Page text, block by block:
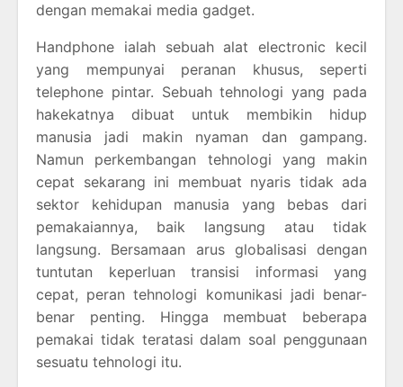
dengan memakai media gadget.
Handphone ialah sebuah alat electronic kecil
yang mempunyai peranan khusus, seperti
telephone pintar. Sebuah tehnologi yang pada
hakekatnya dibuat untuk membikin hidup
manusia jadi makin nyaman dan gampang.
Namun perkembangan tehnologi yang makin
cepat sekarang ini membuat nyaris tidak ada
sektor kehidupan manusia yang bebas dari
pemakaiannya, baik langsung atau tidak
langsung. Bersamaan arus globalisasi dengan
tuntutan keperluan transisi informasi yang
cepat, peran tehnologi komunikasi jadi benar-
benar penting. Hingga membuat beberapa
pemakai tidak teratasi dalam soal penggunaan
sesuatu tehnologi itu.